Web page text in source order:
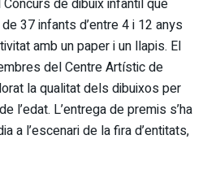
37 infants d’entre 4 i 12 anys
amb un paper i un llapis. El
del Centre Artístic de
la qualitat dels dibuixos per
l’edat. L’entrega de premis s’ha
a l’escenari de la fira d’entitats,